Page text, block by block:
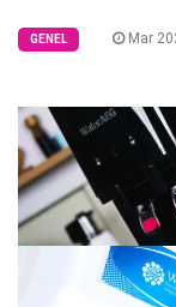
GENEL Mar